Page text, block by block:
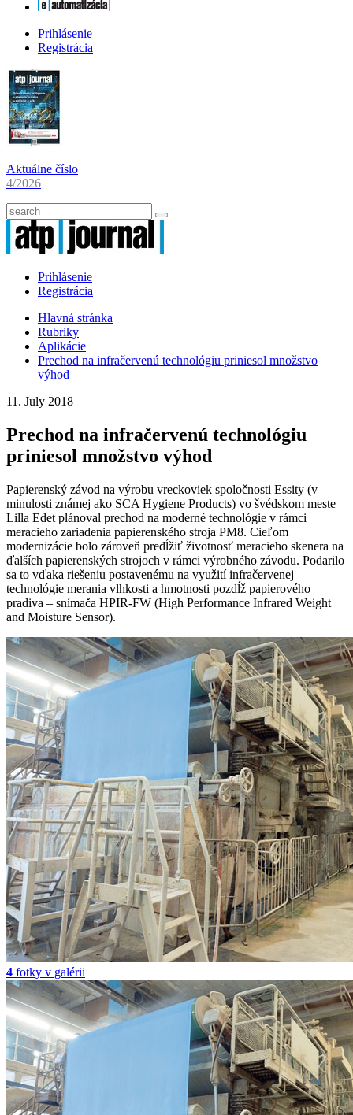
Prihlásenie
Registrácia
Aktuálne číslo
4/2026
Prihlásenie
Registrácia
Hlavná stránka
Rubriky
Aplikácie
Prechod na infračervenú technológiu priniesol množstvo
výhod
11. July 2018
Prechod na infračervenú technológiu
priniesol množstvo výhod
Papierenský závod na výrobu vreckoviek spoločnosti Essity (v
minulosti známej ako SCA Hygiene Products) vo švédskom meste
Lilla Edet plánoval prechod na moderné technológie v rámci
meracieho zariadenia papierenského stroja PM8. Cieľom
modernizácie bolo zároveň predĺžiť životnosť meracieho skenera na
ďalších papierenských strojoch v rámci výrobného závodu. Podarilo
sa to vďaka riešeniu postavenému na využití infračervenej
technológie merania vlhkosti a hmotnosti pozdĺž papierového
pradiva – snímača HPIR-FW (High Performance Infrared Weight
and Moisture Sensor).
4 fotky v galérii